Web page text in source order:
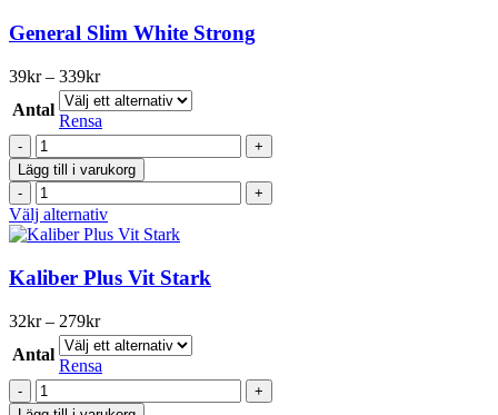
mängd
har
De
olika
väljas
produktsidan
General Slim White Strong
39kr – 339krPrisintervall:
39kr
till
339kr
Antal
Rensa
General
Slim
White
Strong
mängd
Lägg till i varukorg
General
Slim
White
mängd
Välj alternativDen
här
har
flera
De
olika
Kaliber Plus Vit Stark
32kr – 279krPrisintervall:
32kr
till
279kr
Antal
Rensa
Kaliber
Plus